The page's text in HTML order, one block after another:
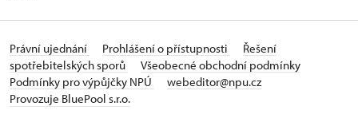
Právní ujednání Prohlášení o přístupnosti
Řešení
spotřebitelských sporů
Všeobecné obchodní podmínky
Podmínky pro výpůjčky NPÚ
webeditor@npu.cz
Provozuje BluePool s.r.o.